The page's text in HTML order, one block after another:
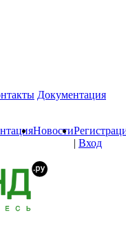
Документация
Новости
| Вход